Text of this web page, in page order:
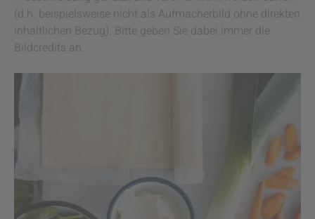
(d.h. beispielsweise nicht als Aufmacherbild ohne direkten
inhaltlichen Bezug). Bitte geben Sie dabei immer die
Bildcredits an.